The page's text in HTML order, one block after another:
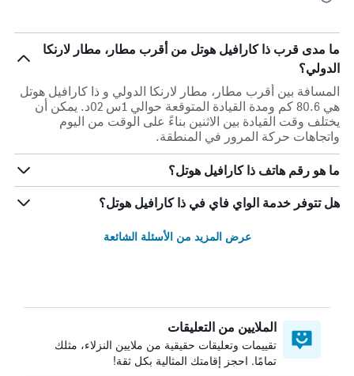
ما مدى قرب ذا كارافيل هوتل من أقرب مطار، مطار لارنكا
الدولي؟
المسافة بين أقرب مطار، مطار لارنكا الدولي و ذا كارافيل هوتل
هي 80.6 كم ومدة القيادة المتوقعة حوالي 1س 02د. يمكن أن
يختلف وقت القيادة بين الاثنين بناءً على الوقت من اليوم
واتجاهات حركة المرور في المنطقة.
ما هو رقم هاتف ذا كارافيل هوتل؟
هل تتوفر خدمة الواي فاي في ذا كارافيل هوتل؟
عرض المزيد من الأسئلة الشائعة
الملايين من التعليقات
تقييمات وتعليقات حقيقية من ملايين النزلاء، مثلك
تمامًا. احجز إقامتك المثالية بكل ثقة!